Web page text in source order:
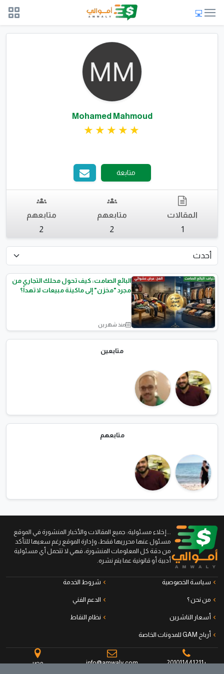
Mohamed Mahmoud
متابعة
المقالات
1
متابعهم
2
متابعهم
2
متابعين
متابعهم
مشاريع تجارية
​البائع الصامت: كيف تحول محلك التجاري من
مجرد "مخزن" إلى ماكينة مبيعات لا تهدأ؟
منذ شهرين
...إخلاء مسئولية: جميع المقالات والأخبار المنشورة في الموقع
مسئول عنها محرريها فقط، وإدارة الموقع رغم سعيها للتأكد
من دقة كل المعلومات المنشورة، فهي لا تتحمل أي مسئولية
أدبية أو قانونية عما يتم نشره.
سياسة الخصوصية شروط الخدمة
من نحن ؟ الدعم الفني
أسعار الناشرين نظام النقاط
أرباح GAM للمدونات الخاصة
+201011441211
info@amwaly.com
مصر